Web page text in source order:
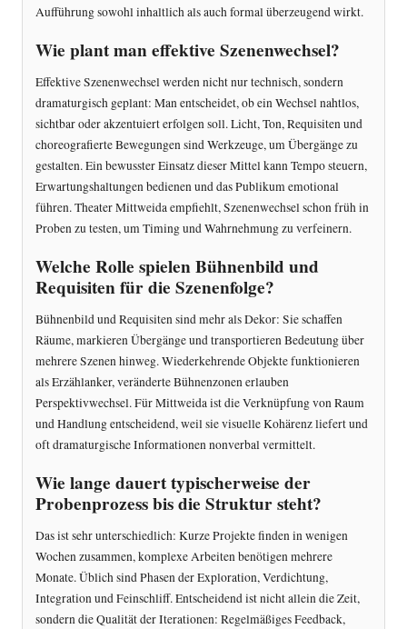
Aufführung sowohl inhaltlich als auch formal überzeugend wirkt.
Wie plant man effektive Szenenwechsel?
Effektive Szenenwechsel werden nicht nur technisch, sondern
dramaturgisch geplant: Man entscheidet, ob ein Wechsel nahtlos,
sichtbar oder akzentuiert erfolgen soll. Licht, Ton, Requisiten und
choreografierte Bewegungen sind Werkzeuge, um Übergänge zu
gestalten. Ein bewusster Einsatz dieser Mittel kann Tempo steuern,
Erwartungshaltungen bedienen und das Publikum emotional
führen. Theater Mittweida empfiehlt, Szenenwechsel schon früh in
Proben zu testen, um Timing und Wahrnehmung zu verfeinern.
Welche Rolle spielen Bühnenbild und
Requisiten für die Szenenfolge?
Bühnenbild und Requisiten sind mehr als Dekor: Sie schaffen
Räume, markieren Übergänge und transportieren Bedeutung über
mehrere Szenen hinweg. Wiederkehrende Objekte funktionieren
als Erzählanker, veränderte Bühnenzonen erlauben
Perspektivwechsel. Für Mittweida ist die Verknüpfung von Raum
und Handlung entscheidend, weil sie visuelle Kohärenz liefert und
oft dramaturgische Informationen nonverbal vermittelt.
Wie lange dauert typischerweise der
Probenprozess bis die Struktur steht?
Das ist sehr unterschiedlich: Kurze Projekte finden in wenigen
Wochen zusammen, komplexe Arbeiten benötigen mehrere
Monate. Üblich sind Phasen der Exploration, Verdichtung,
Integration und Feinschliff. Entscheidend ist nicht allein die Zeit,
sondern die Qualität der Iterationen: Regelmäßiges Feedback,